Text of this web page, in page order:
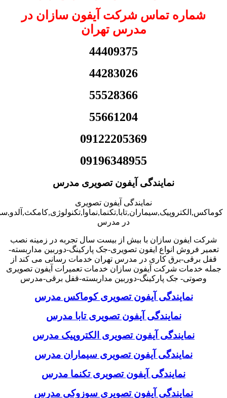
شماره تماس شرکت آیفون سازان در
مدرس تهران
44409375
44283026
55528366
55661204
09122205369
09196348955
نمایندگی آیفون تصویری مدرس
نمایندگی آیفون تصویری
در مدرس
شرکت ایفون سازان با بیش از بیست سال تجربه در زمینه نصب
تعمیر فروش انواع ایفون تصویری-جک پارکینگ-دوربین مداربسته-
قفل برقی-برق کاری در مدرس تهران خدمات رسانی می کند از
جمله خدمات شرکت آیفون سازان خدمات تعمیرات آیفون تصویری
وصوتی- جک پارکینگ-دوربین مداربسته-قفل برقی-مدرس
نمایندگی آیفون تصویری کوماکس مدرس
نمایندگی آیفون تصویری تابا مدرس
نمایندگی آیفون تصویری الکتروپیک مدرس
نمایندگی آیفون تصویری سیماران مدرس
نمایندگی آیفون تصویری تکنما مدرس
نمایندگی آیفون تصویری سوزوکی مدرس